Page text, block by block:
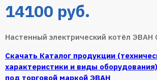
14100 руб.
Настенный электрический котёл ЭВАН
Скачать Каталог продукции
характеристики и виды
под торговой маркой ЭВАН